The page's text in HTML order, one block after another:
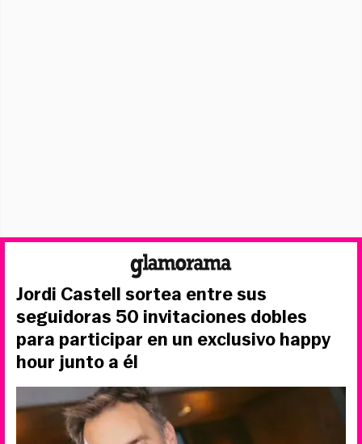
Jordi Castell sortea entre sus
seguidoras 50 invitaciones dobles
para participar en un exclusivo happy
hour junto a él